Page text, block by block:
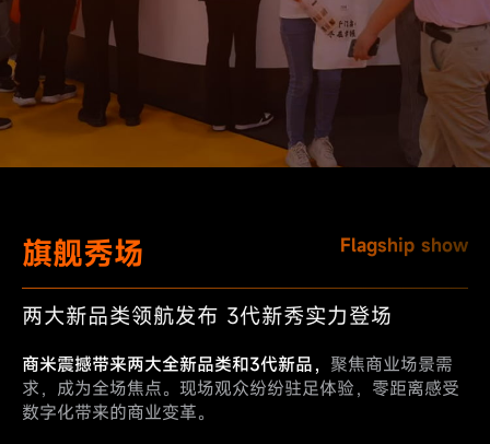
旗舰秀场 Flagship show
两大新品类领航发布 3代新秀实力登场
商米震撼带来两大全新品类和3代新品， 聚焦商业场景需
求，成为全场焦点。现场观众纷纷驻足体验，零距离感受
数字化带来的商业变革。